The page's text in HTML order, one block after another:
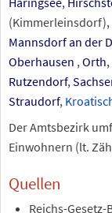
(Kimmerleinsdorf),
Mannsdorf an der
Oberhausen ,Orth,
Rutzendorf,
Straudorf,
Der Amtsbezirk
Einwohnern (lt.
Quellen
Reichs-